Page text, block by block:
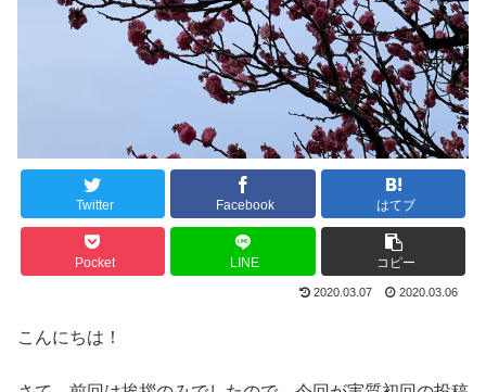
Twitter Facebook はてブ
Pocket LINE コピー
2020.03.07 2020.03.06
こんにちは！